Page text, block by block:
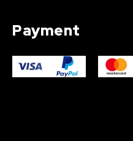
Payment